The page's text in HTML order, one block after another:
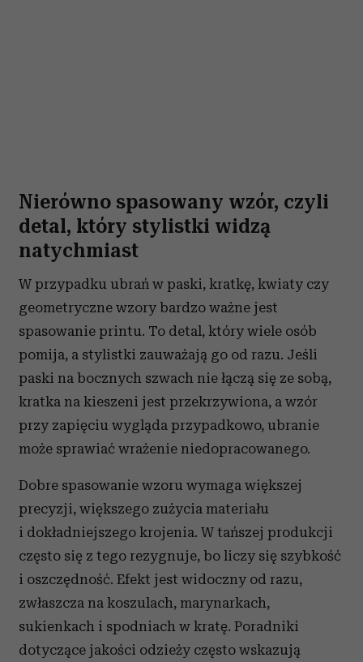
Nierówno spasowany wzór, czyli
detal, który stylistki widzą
natychmiast
W przypadku ubrań w paski, kratkę, kwiaty czy
geometryczne wzory bardzo ważne jest
spasowanie printu. To detal, który wiele osób
pomija, a stylistki zauważają go od razu. Jeśli
paski na bocznych szwach nie łączą się ze sobą,
kratka na kieszeni jest przekrzywiona, a wzór
przy zapięciu wygląda przypadkowo, ubranie
może sprawiać wrażenie niedopracowanego.
Dobre spasowanie wzoru wymaga większej
precyzji, większego zużycia materiału
i dokładniejszego krojenia. W tańszej produkcji
często się z tego rezygnuje, bo liczy się szybkość
i oszczędność. Efekt jest widoczny od razu,
zwłaszcza na koszulach, marynarkach,
sukienkach i spodniach w kratę. Poradniki
dotyczące jakości odzieży często wskazują